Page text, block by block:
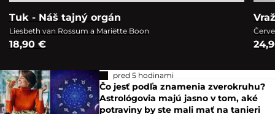
Tuk - Náš tajný orgán
Liesbeth van Rossum a Mariëtte Boon
18,90 €
pred 5 hodinami
Čo jesť podľa znamenia zverokruhu?
Astrológovia majú jasno v tom, aké
potraviny by ste mali mať na tanieri